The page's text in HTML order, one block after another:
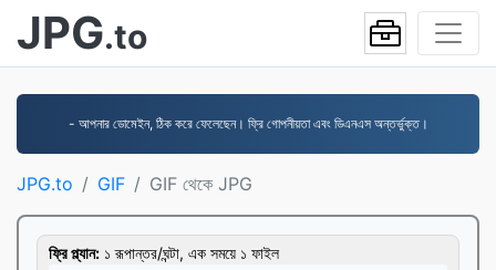
JPG.to
- আপনার ডোমেইন, ঠিক করে ফেলেছেন। ফ্রি গোপনীয়তা এবং ডিএনএস অন্তর্ভুক্ত।
JPG.to GIF GIF থেকে JPG
ফ্রি প্ল্যান: ১ রূপান্তর/ঘন্টা, এক সময়ে ১ ফাইল